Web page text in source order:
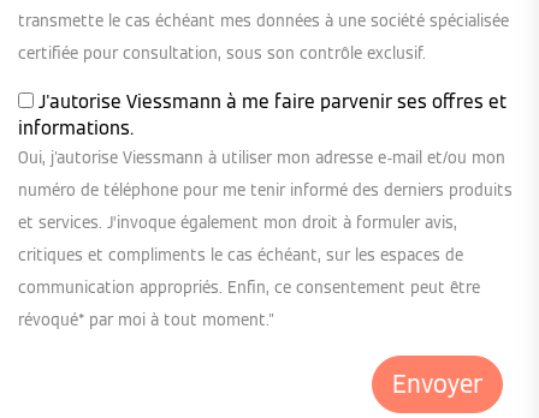
transmette le cas échéant mes données à une société spécialisée
certifiée pour consultation, sous son contrôle exclusif.
J'autorise Viessmann à me faire parvenir ses offres et
informations.
Oui, j'autorise Viessmann à utiliser mon adresse e-mail et/ou mon
numéro de téléphone pour me tenir informé des derniers produits
et services. J’invoque également mon droit à formuler avis,
critiques et compliments le cas échéant, sur les espaces de
communication appropriés. Enfin, ce consentement peut être
révoqué* par moi à tout moment."